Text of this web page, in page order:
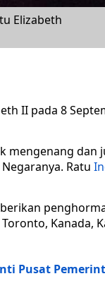
Elizabeth
II pada 8
mengenang dan
Ratu
Kanada,
Pusat